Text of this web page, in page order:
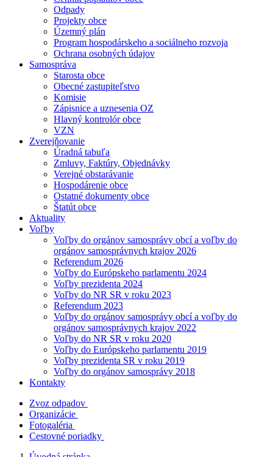
Odpady
Projekty obce
Územný plán
Program hospodárskeho a sociálneho rozvoja
Ochrana osobných údajov
Samospráva
Starosta obce
Obecné zastupiteľstvo
Komisie
Zápisnice a uznesenia OZ
Hlavný kontrolór obce
VZN
Zverejňovanie
Úradná tabuľa
Zmluvy, Faktúry, Objednávky
Verejné obstarávanie
Hospodárenie obce
Ostatné dokumenty obce
Štatút obce
Aktuality
Voľby
Voľby do orgánov samosprávy obcí a voľby do
orgánov samosprávnych krajov 2026
Referendum 2026
Voľby do Európskeho parlamentu 2024
Voľby prezidenta 2024
Voľby do NR SR v roku 2023
Referendum 2023
Voľby do orgánov samosprávy obcí a voľby do
orgánov samosprávnych krajov 2022
Voľby do NR SR v roku 2020
Voľby do Európskeho parlamentu 2019
Voľby prezidenta SR v roku 2019
Voľby do orgánov samosprávy 2018
Kontakty
Zvoz odpadov
Organizácie
Fotogaléria
Cestovné poriadky